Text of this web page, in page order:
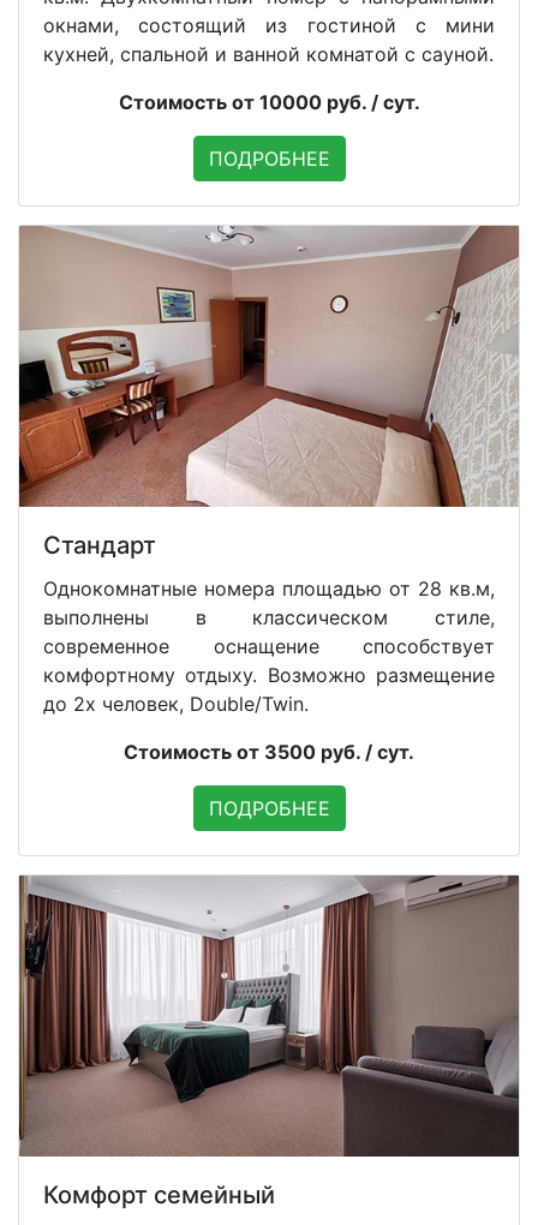
окнами, состоящий из гостиной с мини
кухней, спальной и ванной комнатой с сауной.
Стоимость от 10000 руб. / сут.
ПОДРОБНЕЕ
Стандарт
Однокомнатные номера площадью от 28 кв.м,
выполнены в классическом стиле,
современное оснащение способствует
комфортному отдыху. Возможно размещение
до 2х человек, Double/Twin.
Стоимость от 3500 руб. / сут.
ПОДРОБНЕЕ
Комфорт семейный